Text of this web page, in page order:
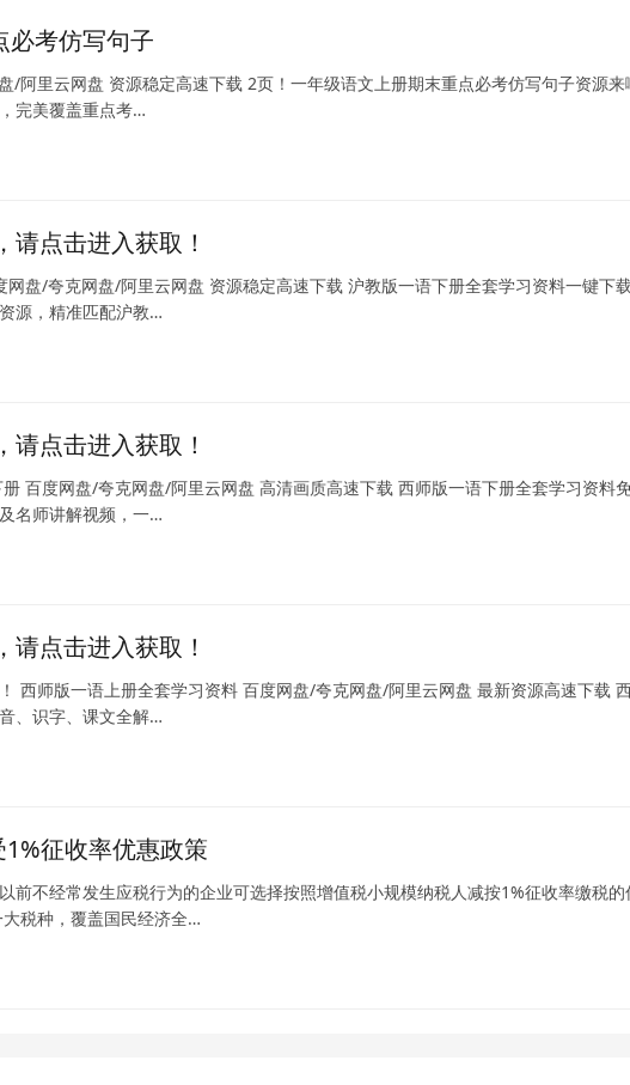
必考仿写句子
/阿里云网盘 资源稳定高速下载 2页！一年级语文上册期末重点必考仿写句子资源来
完美覆盖重点考…
点击进入获取！
盘/夸克网盘/阿里云网盘 资源稳定高速下载 沪教版一语下册全套学习资料一键下
源，精准匹配沪教…
点击进入获取！
百度网盘/夸克网盘/阿里云网盘 高清画质高速下载 西师版一语下册全套学习资料
名师讲解视频，一…
点击进入获取！
西师版一语上册全套学习资料 百度网盘/夸克网盘/阿里云网盘 最新资源高速下载
、识字、课文全解…
征收率优惠政策
不经常发生应税行为的企业可选择按照增值税小规模纳税人减按1%征收率缴税的
税种，覆盖国民经济全…